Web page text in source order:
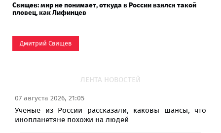
Свищев: мир не понимает, откуда в России взялся такой
пловец, как Лифинцев
Дмитрий Свищев
ЛЕНТА НОВОСТЕЙ
07 августа 2026, 21:05
Ученые из России рассказали, каковы шансы, что
инопланетяне похожи на людей